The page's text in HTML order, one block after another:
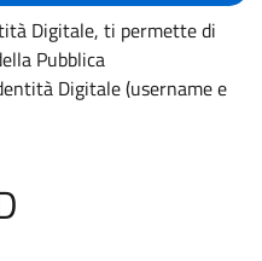
Digitale, ti permette di
Pubblica
Digitale (username e